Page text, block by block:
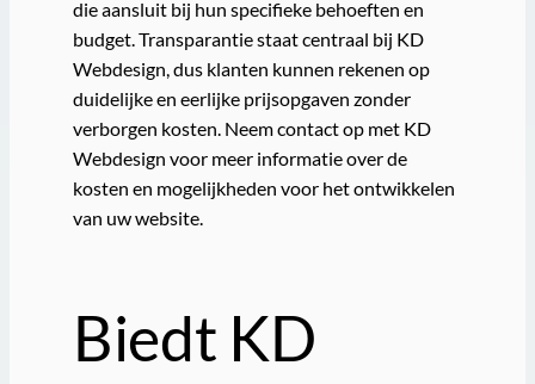
die aansluit bij hun specifieke behoeften en
budget. Transparantie staat centraal bij KD
Webdesign, dus klanten kunnen rekenen op
duidelijke en eerlijke prijsopgaven zonder
verborgen kosten. Neem contact op met KD
Webdesign voor meer informatie over de
kosten en mogelijkheden voor het ontwikkelen
van uw website.
Biedt KD